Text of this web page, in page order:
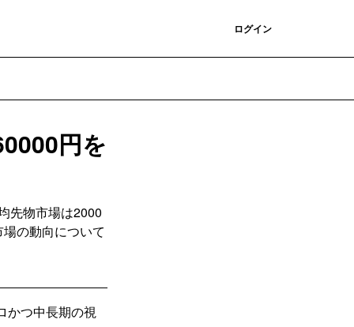
ログイン
円を
先物市場は2000
の動向について
かつ中長期の視